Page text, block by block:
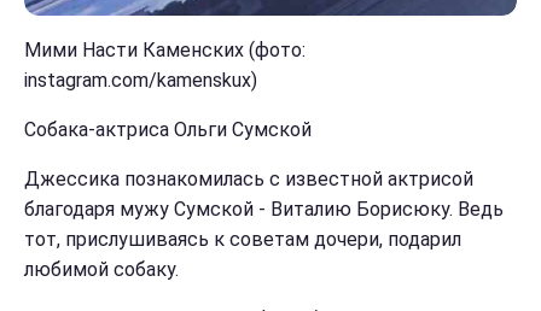
Мими Насти Каменских (фото:
instagram.com/kamenskux)
Собака-актриса Ольги Сумской
Джессика познакомилась с известной актрисой
благодаря мужу Сумской - Виталию Борисюку. Ведь
тот, прислушиваясь к советам дочери, подарил
любимой собаку.